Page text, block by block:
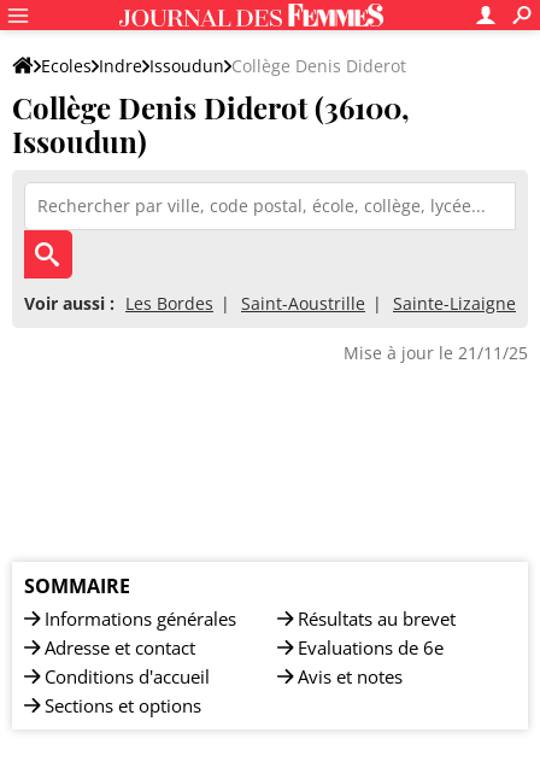
Ecoles Indre Issoudun Collège Denis Diderot
Collège Denis Diderot (36100,
Issoudun)
Voir aussi : Les Bordes Saint-Aoustrille Sainte-Lizaigne
Mise à jour le 21/11/25
SOMMAIRE
Informations générales
Adresse et contact
Conditions d'accueil
Sections et options
Résultats au brevet
Evaluations de 6e
Avis et notes